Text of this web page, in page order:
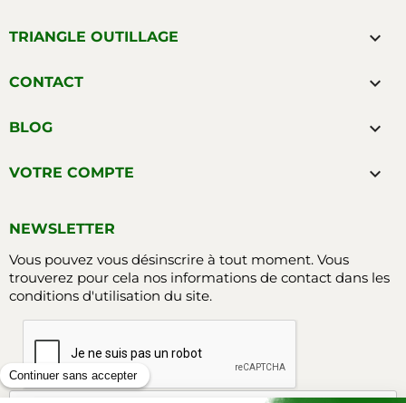
TRIANGLE OUTILLAGE 
CONTACT 
BLOG 
VOTRE COMPTE 
NEWSLETTER
Vous pouvez vous désinscrire à tout moment. Vous
trouverez pour cela nos informations de contact dans les
conditions d'utilisation du site.